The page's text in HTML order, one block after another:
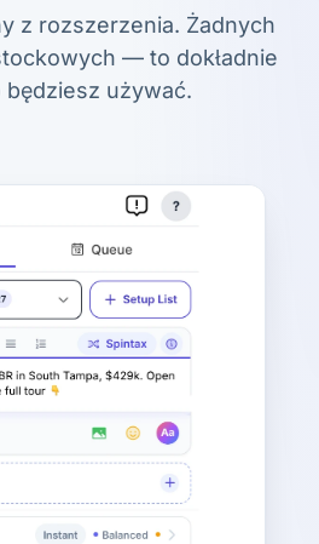
z rozszerzenia. Żadnych
— to dokładnie
będziesz używać.